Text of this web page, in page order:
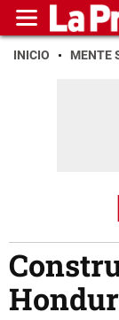
INICIO MENTE